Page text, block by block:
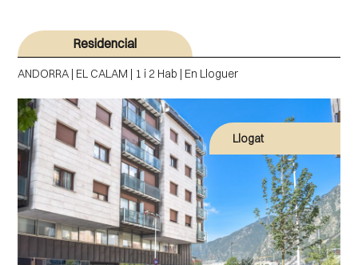
Residencial
ANDORRA | EL CALAM | 1 i 2 Hab | En Lloguer
Llogat